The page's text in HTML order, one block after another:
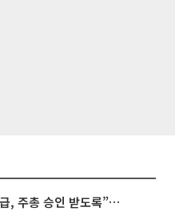
김정관 장관 “반도체 성과급, 주총 승인 받도록”…상법·자본시장법 개정 시사